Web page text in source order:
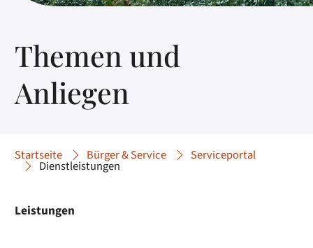
Themen und
Anliegen
Startseite Bürger & Service Serviceportal
Dienstleistungen
Leistungen